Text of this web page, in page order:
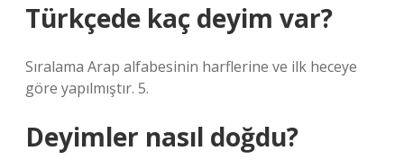
Türkçede kaç deyim var?
Sıralama Arap alfabesinin harflerine ve ilk heceye
göre yapılmıştır. 5.
Deyimler nasıl doğdu?